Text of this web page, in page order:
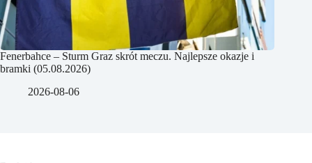
Fenerbahce – Sturm Graz skrót meczu. Najlepsze okazje i
bramki (05.08.2026)
2026-08-06